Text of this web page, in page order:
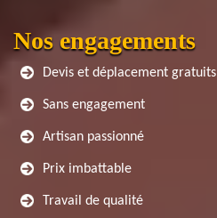
Nos engagements
Devis et déplacement gratuits
Sans engagement
Artisan passionné
Prix imbattable
Travail de qualité